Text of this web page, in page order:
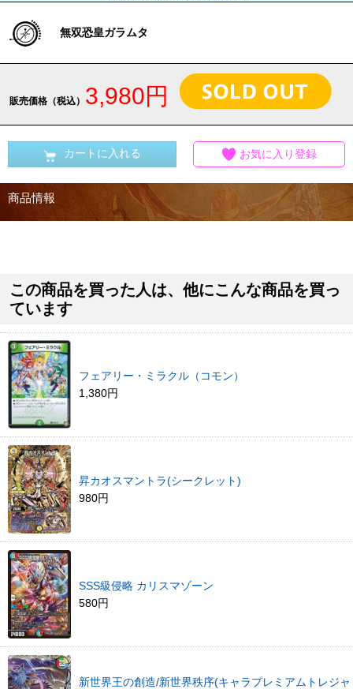
無双恐皇ガラムタ
販売価格（税込） 3,980円
カートに入れる お気に入り登録
商品情報
この商品を買った人は、他にこんな商品を買っ
ています
フェアリー・ミラクル（コモン）
1,380円
昇カオスマントラ(シークレット)
980円
SSS級侵略 カリスマゾーン
580円
新世界王の創造/新世界秩序(キャラプレミアムトレジャ